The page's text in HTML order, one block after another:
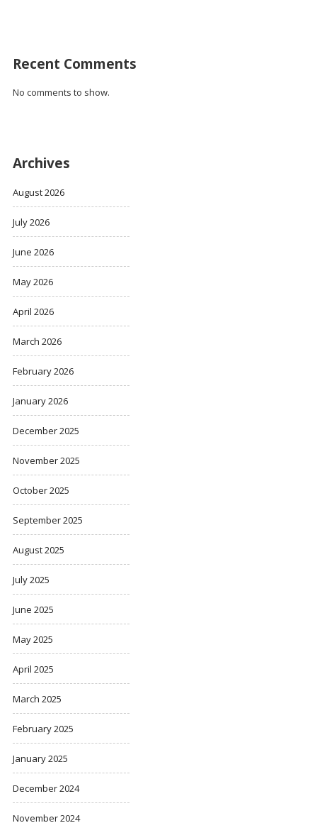
Recent Comments
No comments to show.
Archives
August 2026
July 2026
June 2026
May 2026
April 2026
March 2026
February 2026
January 2026
December 2025
November 2025
October 2025
September 2025
August 2025
July 2025
June 2025
May 2025
April 2025
March 2025
February 2025
January 2025
December 2024
November 2024